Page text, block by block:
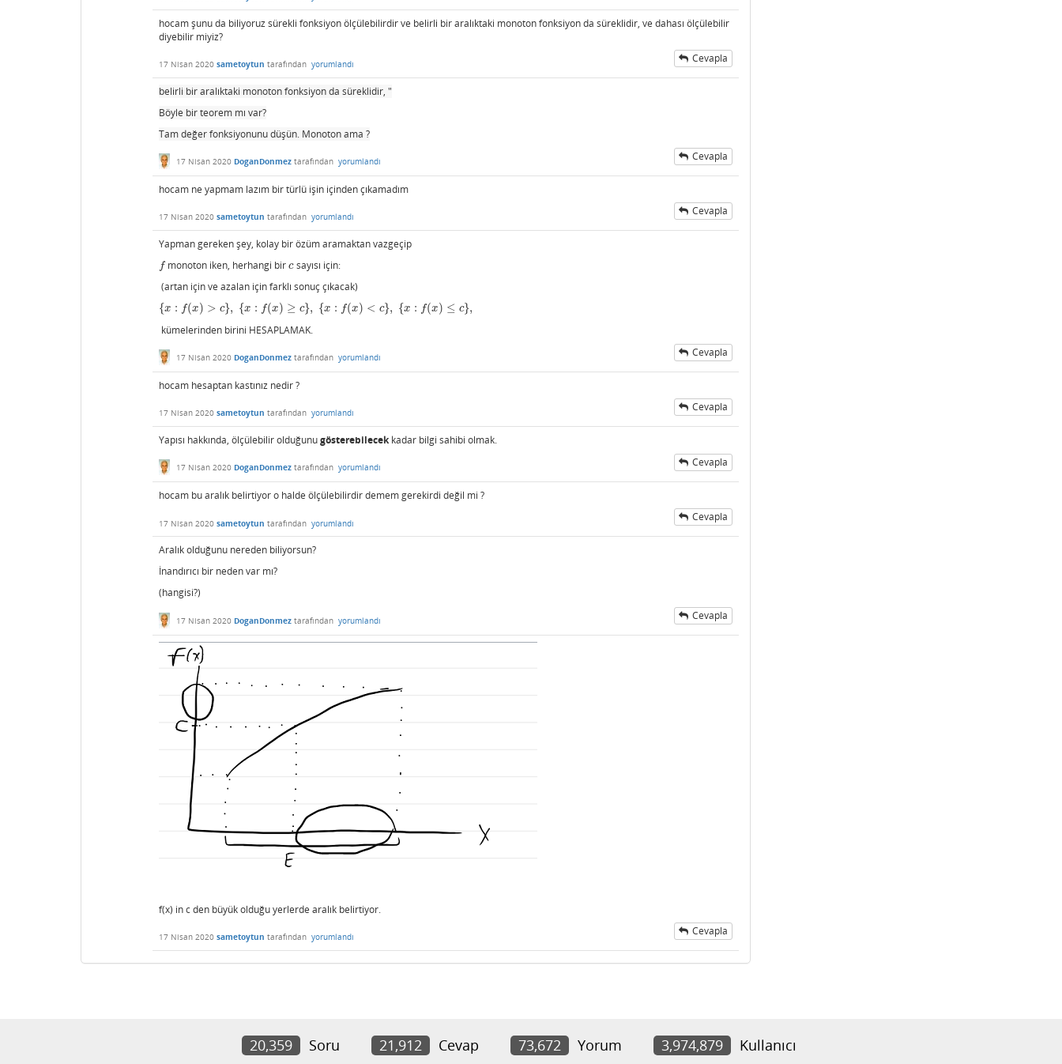
hocam şunu da biliyoruz sürekli fonksiyon ölçülebilirdir ve belirli bir aralıktaki monoton fonksiyon da süreklidir, ve dahası ölçülebilir
diyebilir miyiz?
17 Nisan 2020 sametoytun tarafından yorumlandı Cevapla
belirli bir aralıktaki monoton fonksiyon da süreklidir, "
Böyle bir teorem mı var?
Tam değer fonksiyonunu düşün. Monoton ama ?
17 Nisan 2020 DoganDonmez tarafından yorumlandı Cevapla
hocam ne yapmam lazım bir türlü işin içinden çıkamadım
17 Nisan 2020 sametoytun tarafından yorumlandı Cevapla
Yapman gereken şey, kolay bir özüm aramaktan vazgeçip
f
f monoton iken, herhangi birc
csayısı için:
(artan için ve azalan için farklı sonuç çıkacak)
{x : f(x) > c}, {x : f(x) ≥ c}, {x : f(x) < c}, {x : f(x) ≤ c},
{x:f (x )>c}, x:f (x)≥ },{ x: (x)<c ,{ x:f(x ≤c}
kümelerinden birini HESAPLAMAK.
17 Nisan 2020 DoganDonmez tarafından yorumlandı Cevapla
hocam hesaptan kastınız nedir ?
17 Nisan 2020 sametoytun tarafından yorumlandı Cevapla
Yapısı hakkında, ölçülebilir olduğunugösterebilecekkadar bilgi sahibi olmak.
17 Nisan 2020 DoganDonmez tarafından yorumlandı Cevapla
hocam bu aralık belirtiyor o halde ölçülebilirdir demem gerekirdi değil mi ?
17 Nisan 2020 sametoytun tarafından yorumlandı Cevapla
Aralık olduğunu nereden biliyorsun?
İnandırıcı bir neden var mı?
(hangisi?)
17 Nisan 2020 DoganDonmez tarafından yorumlandı Cevapla
f(x) in c den büyük olduğu yerlerde aralık belirtiyor.
17 Nisan 2020 sametoytun tarafından yorumlandı Cevapla
20,359 Soru 21,912 Cevap 73,672 Yorum 3,974,879 Kullanıcı